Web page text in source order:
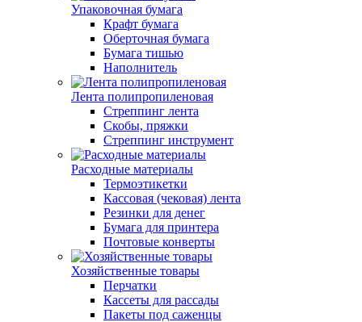
Упаковочная бумага
Крафт бумага
Оберточная бумага
Бумага тишью
Наполнитель
Лента полипропиленовая
Стреппинг лента
Скобы, пряжки
Стреппинг инструмент
Расходные материалы
Термоэтикетки
Кассовая (чековая) лента
Резинки для денег
Бумага для принтера
Почтовые конверты
Хозяйственные товары
Перчатки
Кассеты для рассады
Пакеты под саженцы